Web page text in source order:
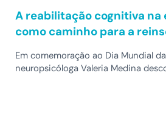
A reabilitação cognitiva na
como caminho para a
Em comemoração ao Dia Mundial
neuropsicóloga Valeria Medina